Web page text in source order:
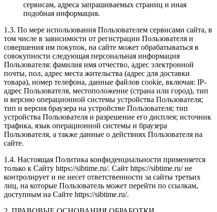
сервисам, адреса запрашиваемых страниц и иная
подобная информация.
1.3. По мере использования Пользователем сервисами сайта, в
том числе в зависимости от регистрации Пользователя и
совершения им покупок, на сайте может обрабатываться в
совокупности следующая персональная информация
Пользователя: фамилия имя отчество, адрес электронной
почты, пол, адрес места жительства (адрес для доставки
товара), номер телефона, данные файлов cookie, включая: IP-
адрес Пользователя, местоположение (страна или город), тип
и версию операционной системы устройства Пользователя;
тип и версия браузера на устройстве Пользователя; тип
устройства Пользователя и разрешение его дисплея; источник
трафика, язык операционной системы и браузера
Пользователя, а также данные о действиях Пользователя на
сайте.
1.4. Настоящая Политика конфиденциальности применяется
только к Сайту https://sibtime.ru/. Сайт https://sibtime.ru/ не
контролирует и не несет ответственности за сайты третьих
лиц, на которые Пользователь может перейти по ссылкам,
доступным на Сайте https://sibtime.ru/.